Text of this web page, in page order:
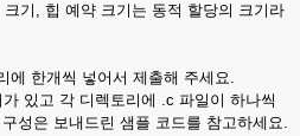
기, 힙 예약 크기는 동적 할당의 크기라
에 한개씩 넣어서 제출해 주세요.
있고 각 디렉토리에 .c 파일이 하나씩
성은 보내드린 샘플 코드를 참고하세요.